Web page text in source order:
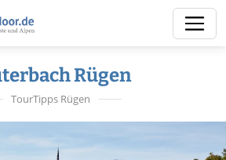
Rügen
TourTipps Rügen